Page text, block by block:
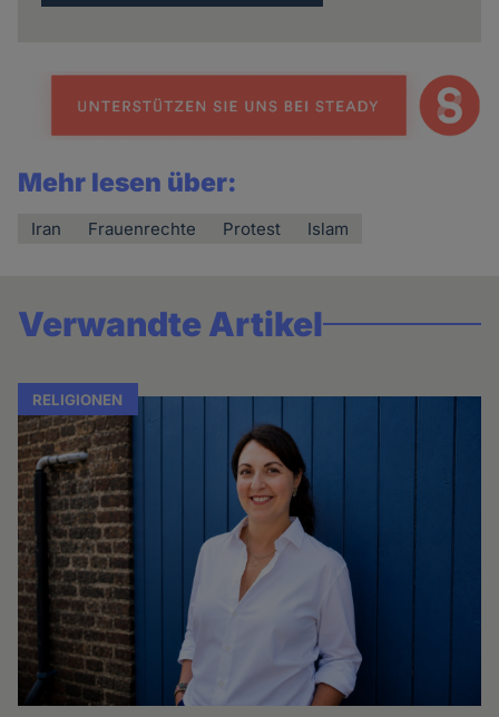
Mehr lesen über:
Iran Frauenrechte Protest Islam
Verwandte Artikel
RELIGIONEN